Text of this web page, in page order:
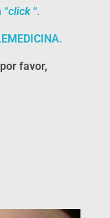
click“.
favor,